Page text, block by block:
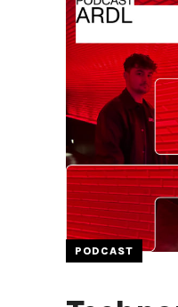
PODCAST